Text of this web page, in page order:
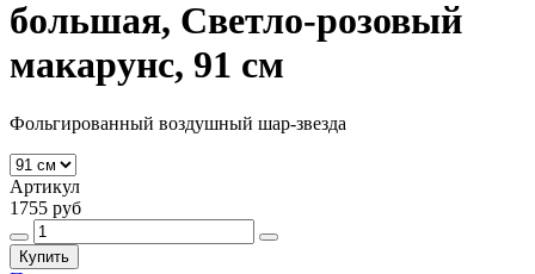
большая, Светло-розовый
макарунс, 91 см
Фольгированный воздушный шар-звезда
Артикул
1755 руб
Купить